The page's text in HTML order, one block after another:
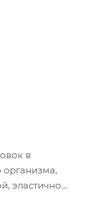
в
организма,
эластичной